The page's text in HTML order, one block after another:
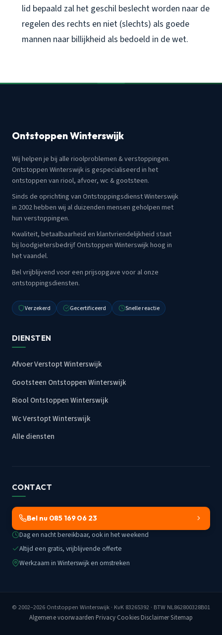
lid bepaald zal het geschil beslecht worden naar de
regelen des rechts en niet (slechts) als goede
mannen naar billijkheid als bedoeld in de wet.
Ontstoppen Winterswijk
Wij helpen je bij alle rioolproblemen & verstoppingen.
Ontstoppen Winterswijk is gespecialiseerd in het
ontstoppen van riool, afvoer, wc & gootsteen.
Sinds de oprichting van Ontstoppingsdienst Winterswijk
in 2002 hebben wij al duizenden mensen geholpen met
hun verstoppingen.
Kwaliteit, betaalbaarheid en klantvriendelijkheid staat
bij loodgietersbedrijf Ontstoppen Winterswijk hoog in
het vaandel.
Bel vrijblijvend voor een prijsopgave voor al onze
ontstoppingsdiensten.
Verzekerd Gecertificeerd Snelle reactie
DIENSTEN
Afvoer Verstopt Winterswijk
Gootsteen Ontstoppen Winterswijk
Riool Ontstoppen Winterswijk
Wc Verstopt Winterswijk
Alle diensten
CONTACT
Bel nu 085 169 06 23
Dag en nacht bereikbaar, ook in het weekend
Altijd een gratis, vrijblijvende offerte
Werkzaam in Winterswijk en omstreken
© 2002–2026 Ontstoppen Winterswijk · KvK 83265392 · BTW NL862800328B01
Algemene voorwaarden·Privacy·Cookies·Disclaimer·Sitemap